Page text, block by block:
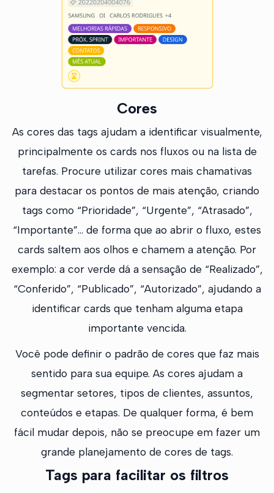
Cores
As cores das tags ajudam a identificar visualmente,
principalmente os cards nos fluxos ou na lista de
tarefas. Procure utilizar cores mais chamativas
para destacar os pontos de mais atenção, criando
tags como “Prioridade”, “Urgente”, “Atrasado”,
“Importante”… de forma que ao abrir o fluxo, estes
cards saltem aos olhos e chamem a atenção. Por
exemplo: a cor verde dá a sensação de “Realizado”,
“Conferido”, “Publicado”, “Autorizado”, ajudando a
identificar cards que tenham alguma etapa
importante vencida.
Você pode definir o padrão de cores que faz mais
sentido para sua equipe. As cores ajudam a
segmentar setores, tipos de clientes, assuntos,
conteúdos e etapas. De qualquer forma, é bem
fácil mudar depois, não se preocupe em fazer um
grande planejamento de cores de tags.
Tags para facilitar os filtros